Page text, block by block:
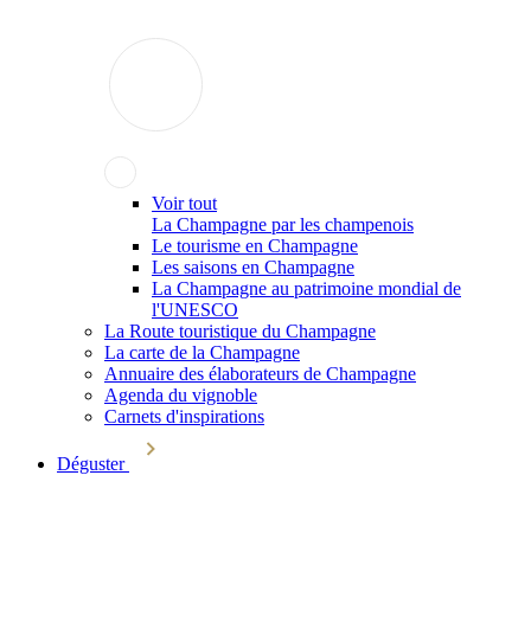
Voir tout
La Champagne par les champenois
Le tourisme en Champagne
Les saisons en Champagne
La Champagne au patrimoine mondial de
l'UNESCO
La Route touristique du Champagne
La carte de la Champagne
Annuaire des élaborateurs de Champagne
Agenda du vignoble
Carnets d'inspirations
Déguster